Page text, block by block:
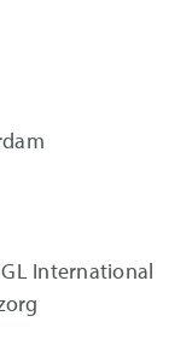
International